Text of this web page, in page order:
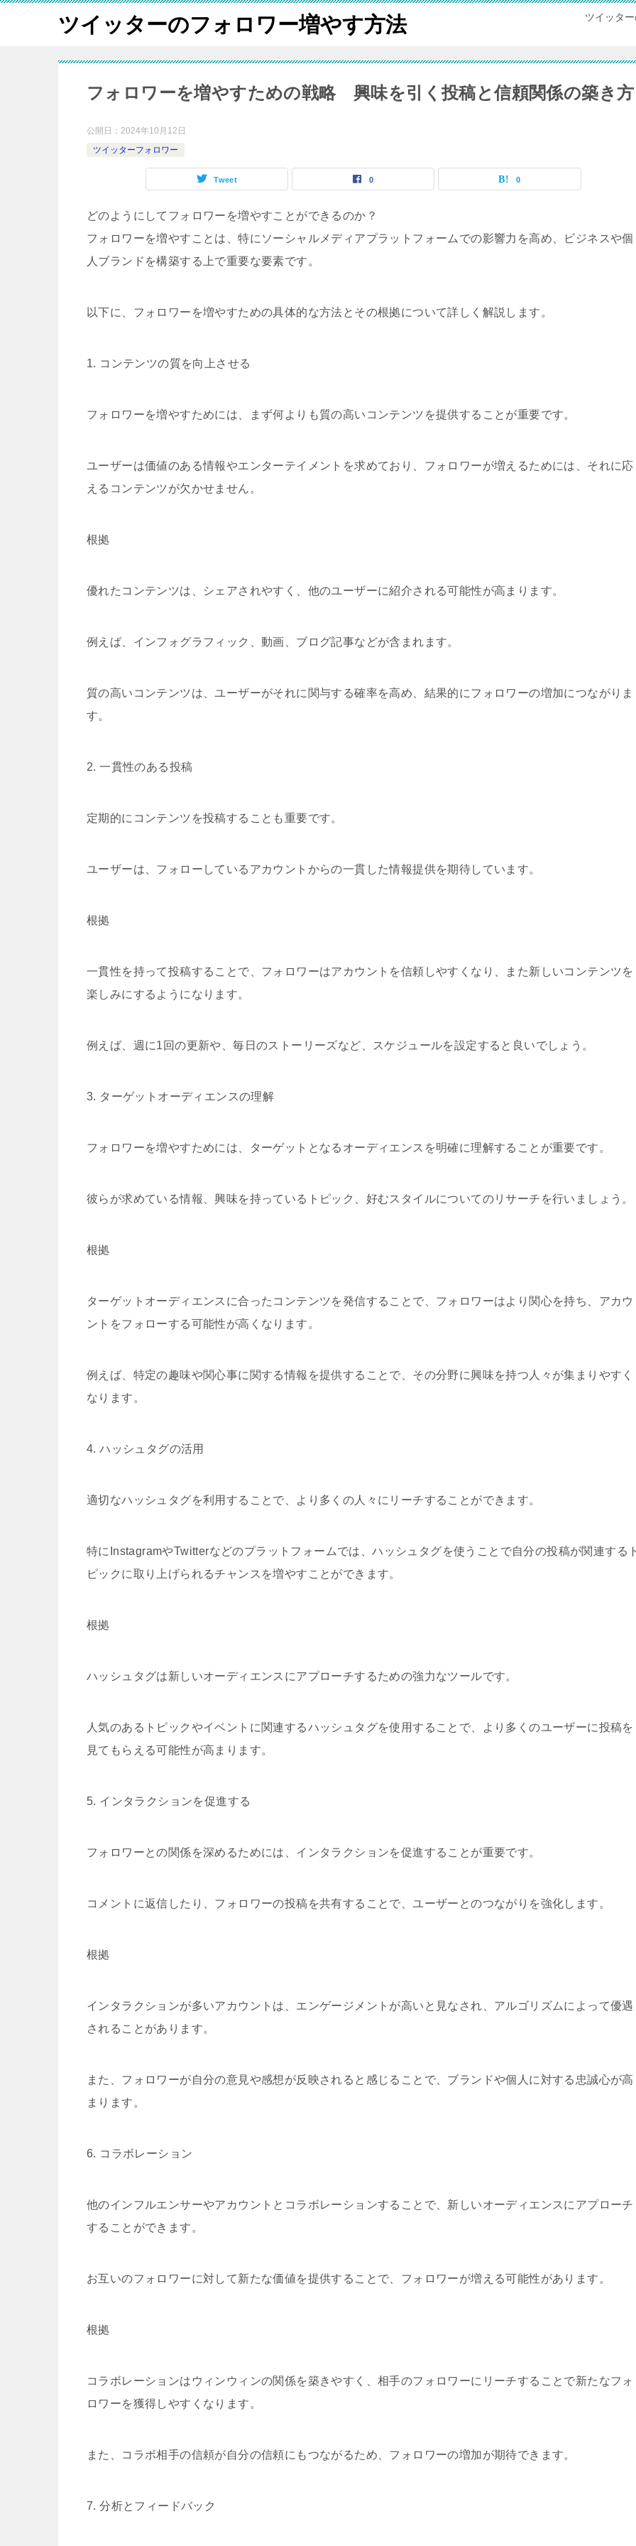
ツイッターのフォロワー増やす方法 ツイッタ
フォロワーを増やすための戦略 興味を引く投稿と信頼関係の築き方
公開日： 2024年10月12日
ツイッターフォロワー
Tweet 0 0
どのようにしてフォロワーを増やすことができるのか？
フォロワーを増やすことは、特にソーシャルメディアプラットフォームでの影響力を高め、ビジネスや個
人ブランドを構築する上で重要な要素です。
以下に、フォロワーを増やすための具体的な方法とその根拠について詳しく解説します。
1. コンテンツの質を向上させる
フォロワーを増やすためには、まず何よりも質の高いコンテンツを提供することが重要です。
ユーザーは価値のある情報やエンターテイメントを求めており、フォロワーが増えるためには、それに応
えるコンテンツが欠かせません。
根拠
優れたコンテンツは、シェアされやすく、他のユーザーに紹介される可能性が高まります。
例えば、インフォグラフィック、動画、ブログ記事などが含まれます。
質の高いコンテンツは、ユーザーがそれに関与する確率を高め、結果的にフォロワーの増加につながりま
す。
2. 一貫性のある投稿
定期的にコンテンツを投稿することも重要です。
ユーザーは、フォローしているアカウントからの一貫した情報提供を期待しています。
根拠
一貫性を持って投稿することで、フォロワーはアカウントを信頼しやすくなり、また新しいコンテンツを
楽しみにするようになります。
例えば、週に1回の更新や、毎日のストーリーズなど、スケジュールを設定すると良いでしょう。
3. ターゲットオーディエンスの理解
フォロワーを増やすためには、ターゲットとなるオーディエンスを明確に理解することが重要です。
彼らが求めている情報、興味を持っているトピック、好むスタイルについてのリサーチを行いましょう。
根拠
ターゲットオーディエンスに合ったコンテンツを発信することで、フォロワーはより関心を持ち、アカウ
ントをフォローする可能性が高くなります。
例えば、特定の趣味や関心事に関する情報を提供することで、その分野に興味を持つ人々が集まりやすく
なります。
4. ハッシュタグの活用
適切なハッシュタグを利用することで、より多くの人々にリーチすることができます。
特にInstagramやTwitterなどのプラットフォームでは、ハッシュタグを使うことで自分の投稿が関連する
ピックに取り上げられるチャンスを増やすことができます。
根拠
ハッシュタグは新しいオーディエンスにアプローチするための強力なツールです。
人気のあるトピックやイベントに関連するハッシュタグを使用することで、より多くのユーザーに投稿を
見てもらえる可能性が高まります。
5. インタラクションを促進する
フォロワーとの関係を深めるためには、インタラクションを促進することが重要です。
コメントに返信したり、フォロワーの投稿を共有することで、ユーザーとのつながりを強化します。
根拠
インタラクションが多いアカウントは、エンゲージメントが高いと見なされ、アルゴリズムによって優遇
されることがあります。
また、フォロワーが自分の意見や感想が反映されると感じることで、ブランドや個人に対する忠誠心が高
まります。
6. コラボレーション
他のインフルエンサーやアカウントとコラボレーションすることで、新しいオーディエンスにアプローチ
することができます。
お互いのフォロワーに対して新たな価値を提供することで、フォロワーが増える可能性があります。
根拠
コラボレーションはウィンウィンの関係を築きやすく、相手のフォロワーにリーチすることで新たなフォ
ロワーを獲得しやすくなります。
また、コラボ相手の信頼が自分の信頼にもつながるため、フォロワーの増加が期待できます。
7. 分析とフィードバック